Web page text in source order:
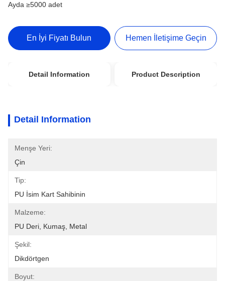
Ayda ≥5000 adet
En İyi Fiyatı Bulun Hemen İletişime Geçin
Detail Information Product Description
Detail Information
Menşe Yeri:
Çin
Tip:
PU İsim Kart Sahibinin
Malzeme:
PU Deri, Kumaş, Metal
Şekil:
Dikdörtgen
Boyut: